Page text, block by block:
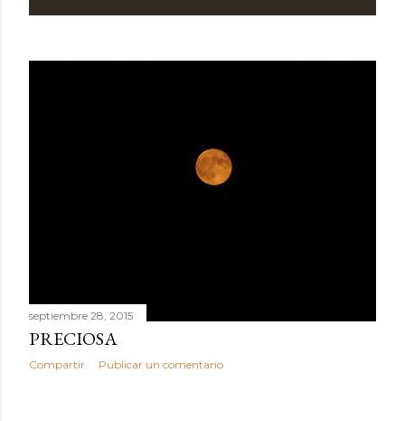
septiembre 28, 2015
PRECIOSA
Compartir Publicar un comentario